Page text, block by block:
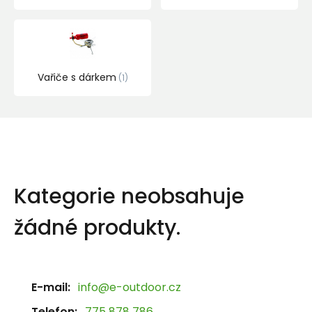
Vařiče s dárkem 1
Kategorie neobsahuje
žádné produkty.
E-mail: info@e-outdoor.cz